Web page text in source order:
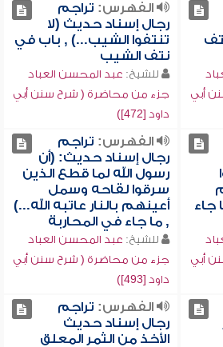
أبي
الفهرس: تراجم
رجال إسناد حديث (لا
تنتفوا الشيب...) , باب في
نتف الشيب
للشيخ: عبد المحسن العباد
جزء من محاضرة ( شرح سنن أبي
داود [472])
جاء
أبي
الفهرس: تراجم
رجال إسناد حديث: (أن
رسول الله لما قطع الذين
سرقوا لقاحه وسمل
أعينهم بالنار عاتبه الله...)
, ما جاء في المحاربة
للشيخ: عبد المحسن العباد
جزء من محاضرة ( شرح سنن أبي
داود [493])
الفهرس: تراجم
رجال إسناد حديث
الأخذ من الثمر المعلق